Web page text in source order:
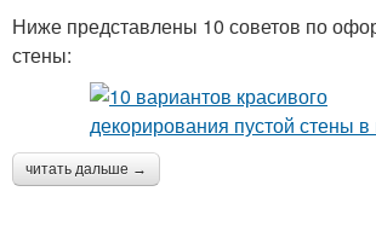
Ниже представлены 10 советов по
стены:
читать дальше →